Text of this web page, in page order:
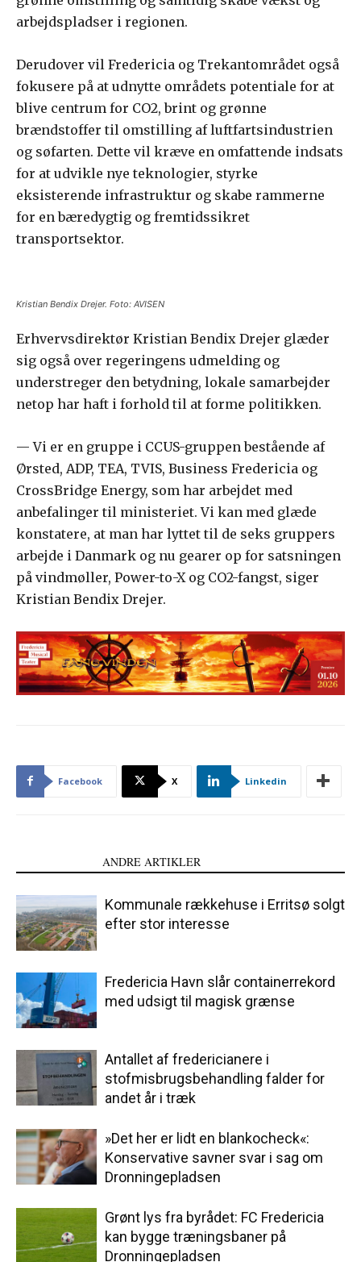
arbejdspladser i regionen.
Derudover vil Fredericia og Trekantområdet også
fokusere på at udnytte områdets potentiale for at
blive centrum for CO2, brint og grønne
brændstoffer til omstilling af luftfartsindustrien
og søfarten. Dette vil kræve en omfattende indsats
for at udvikle nye teknologier, styrke
eksisterende infrastruktur og skabe rammerne
for en bæredygtig og fremtidssikret
transportsektor.
Kristian Bendix Drejer. Foto: AVISEN
Erhvervsdirektør Kristian Bendix Drejer glæder
sig også over regeringens udmelding og
understreger den betydning, lokale samarbejder
netop har haft i forhold til at forme politikken.
— Vi er en gruppe i CCUS-gruppen bestående af
Ørsted, ADP, TEA, TVIS, Business Fredericia og
CrossBridge Energy, som har arbejdet med
anbefalinger til ministeriet. Vi kan med glæde
konstatere, at man har lyttet til de seks gruppers
arbejde i Danmark og nu gearer op for satsningen
på vindmøller, Power-to-X og CO2-fangst, siger
Kristian Bendix Drejer.
Facebook X Linkedin
ANDRE ARTIKLER
Kommunale rækkehuse i Erritsø solgt
efter stor interesse
Fredericia Havn slår containerrekord
med udsigt til magisk grænse
Antallet af fredericianere i
stofmisbrugsbehandling falder for
andet år i træk
»Det her er lidt en blankocheck«:
Konservative savner svar i sag om
Dronningepladsen
Grønt lys fra byrådet: FC Fredericia
kan bygge træningsbaner på
Dronningepladsen